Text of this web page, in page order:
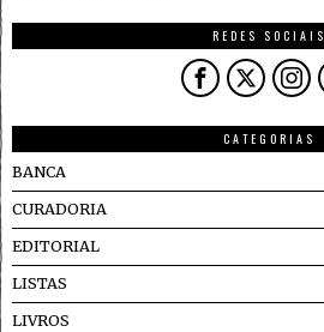
REDES SOCIAIS
CATEGORIAS
BANCA
CURADORIA
EDITORIAL
LISTAS
LIVROS